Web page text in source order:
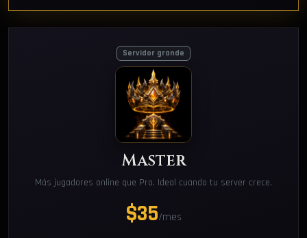
Servidor grande
Master
Más jugadores online que Pro. Ideal cuando tu server crece.
$35/mes